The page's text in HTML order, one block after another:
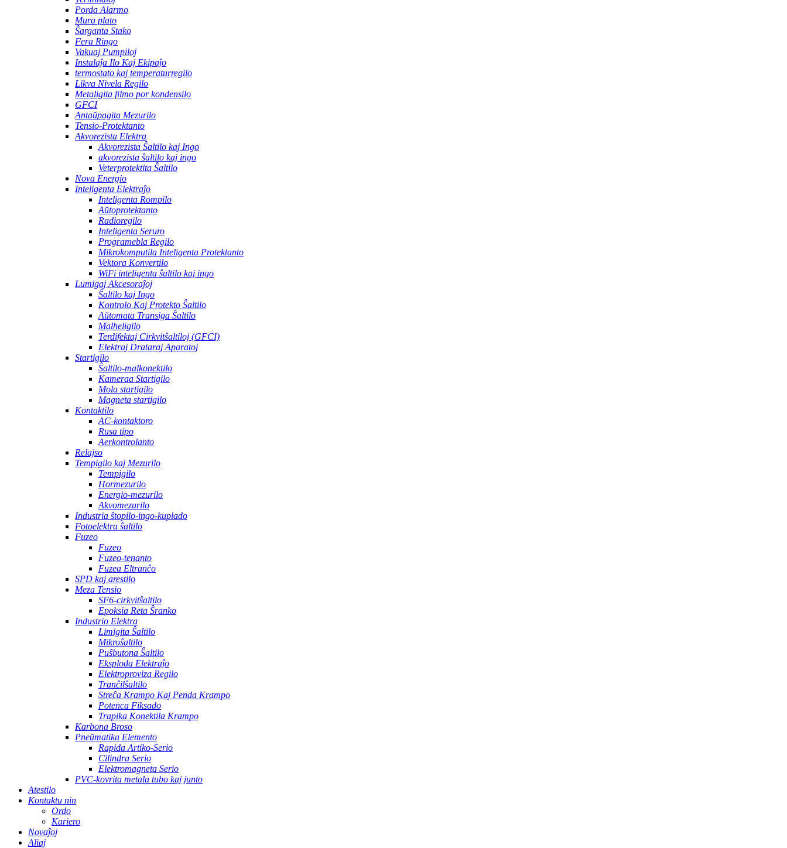
Porda Alarmo
Mura plato
Ŝarganta Stako
Fera Ringo
Vakuaj Pumpiloj
Instalaĵa Ilo Kaj Ekipaĵo
termostato kaj temperaturregilo
Likva Nivela Regilo
Metaligita filmo por kondensilo
GFCI
Antaŭpagita Mezurilo
Tensio-Protektanto
Akvorezista Elektra
Akvorezista Ŝaltilo kaj Ingo
akvorezista ŝaltilo kaj ingo
Veterprotektita Ŝaltilo
Nova Energio
Inteligenta Elektraĵo
Inteligenta Rompilo
Aŭtoprotektanto
Radioregilo
Inteligenta Seruro
Programebla Regilo
Mikrokomputila Inteligenta Protektanto
Vektora Konvertilo
WiFi inteligenta ŝaltilo kaj ingo
Lumigaj Akcesoraĵoj
Ŝaltilo kaj Ingo
Kontrolo Kaj Protekto Ŝaltilo
Aŭtomata Transiga Ŝaltilo
Malheligilo
Terdifektaj Cirkvitŝaltiloj (GFCI)
Elektraj Drataraj Aparatoj
Startigilo
Ŝaltilo-malkonektilo
Kameraa Startigilo
Mola startigilo
Magneta startigilo
Kontaktilo
AC-kontaktoro
Rusa tipo
Aerkontrolanto
Relajso
Tempigilo kaj Mezurilo
Tempigilo
Hormezurilo
Energio-mezurilo
Akvomezurilo
Industria ŝtopilo-ingo-kuplado
Fotoelektra ŝaltilo
Fuzeo
Fuzeo
Fuzeo-tenanto
Fuzea Eltranĉo
SPD kaj arestilo
Meza Tensio
SF6-cirkvitŝaltilo
Epoksia Reta Ŝranko
Industrio Elektra
Limigita Ŝaltilo
Mikroŝaltilo
Puŝbutona Ŝaltilo
Eksploda Elektraĵo
Elektroproviza Regilo
Tranĉilŝaltilo
Streĉa Krampo Kaj Penda Krampo
Potenca Fiksado
Trapika Konektila Krampo
Karbona Broso
Pneŭmatika Elemento
Rapida Artiko-Serio
Cilindra Serio
Elektromagneta Serio
PVC-kovrita metala tubo kaj junto
Atestilo
Kontaktu nin
Ordo
Kariero
Novaĵoj
Aliaj